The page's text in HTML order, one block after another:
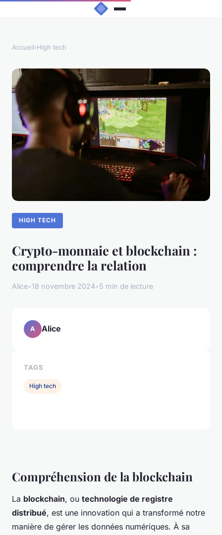
Accueil›High tech
HIGH TECH
Crypto-monnaie et blockchain :
comprendre la relation
Alice•18 novembre 2024•5 min de lecture
Compréhension de la blockchain
La blockchain, ou technologie de registre
distribué, est une innovation qui a transformé notre
manière de gérer les données numériques. À sa
A Alice
TAGS
High tech